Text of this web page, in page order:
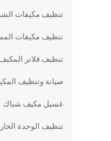
تنظيف مكيفات
تنظيف مكيفات
تنظيف فلاتر المكيف
صيانة وتنظيف
غسيل مكيف شباك
تنظيف الوحدة